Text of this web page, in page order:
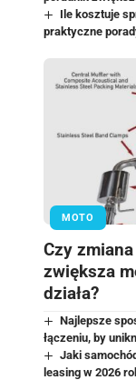
Ile kosztuje
praktyczne
MOTO
Czy
zwiększa
działa?
Najlepsze
łączeniu, by
Jaki
leasing w 2026